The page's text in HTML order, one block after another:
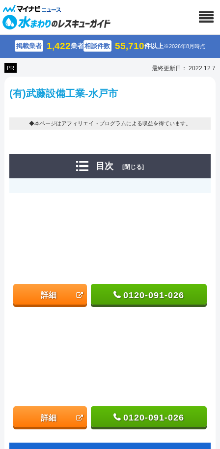
掲載業者 1,422業者相談件数 55,710件以上※2026年8月時点
PR 最終更新日： 2022.12.7
(有)武藤設備工業-水戸市
◆本ページはアフィリエイトプログラムによる収益を得ています。
目次 [閉じる]
詳細 0120-091-026
詳細 0120-091-026